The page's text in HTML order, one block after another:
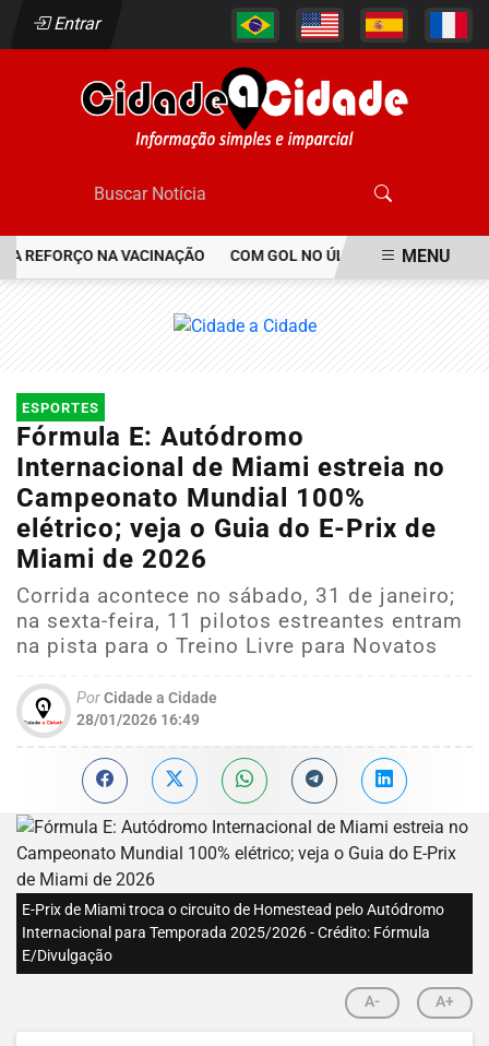
Entrar
NA VACINAÇÃO COM GOL NO ÚLTIMO LANCE, MENU
ESPORTES
Fórmula E: Autódromo
Internacional de Miami estreia no
Campeonato Mundial 100%
elétrico; veja o Guia do E-Prix de
Miami de 2026
Corrida acontece no sábado, 31 de janeiro;
na sexta-feira, 11 pilotos estreantes entram
na pista para o Treino Livre para Novatos
PorCidade a Cidade
28/01/2026 16:49
E-Prix de Miami troca o circuito de Homestead pelo Autódromo
Internacional para Temporada 2025/2026 - Crédito: Fórmula
E/Divulgação
A- A+